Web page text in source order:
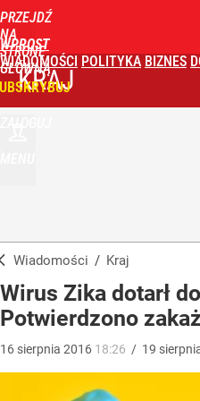
PRZEJDŹ
NA
STRONĘ
GŁÓWNĄ
WPROST
WIADOMOŚCI POLITYKA BIZNES
KRAJ
Wiadomości / Kraj
Wirus Zika dotarł
Potwierdzono
16 sierpnia 2016 18:26 / 19